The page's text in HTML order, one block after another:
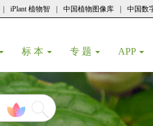
iPlant 植物智 中国植物图像库 中国数
标 本 专 题 APP